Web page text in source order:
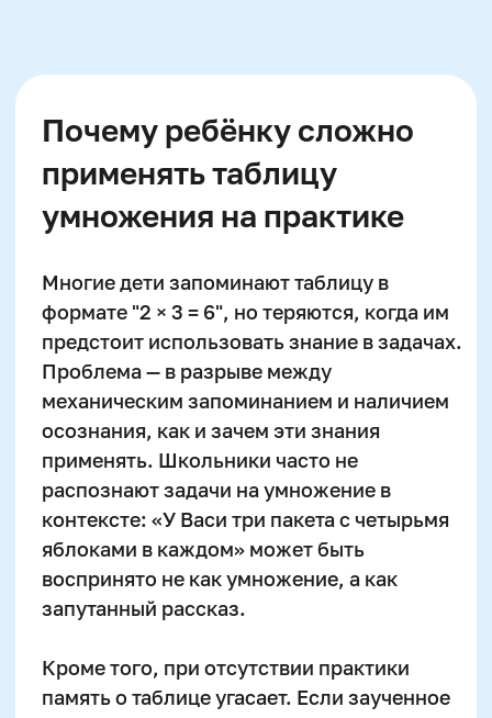
Связь между вниманием и
математических фактов
Внимание —первичная батарейка
умножения реально усвоилась, ребёнку
фильтровать внешние раздражители.
Однако именно с этим чаще всего
внимание характеризуется быстрой
утомляемостью, скачкообразностью и
слабым произвольным контролем —
целенаправленно.
сосредоточиться хотя бы на 10 минут на
серии примеров, повторение таблицы
становится бесконечным и бесполезным
кругом. В таких случаях важнее не
усаживать дольше, а работать с качеством
концентрации. Частые смены форматов —
ограниченного образовательного фокуса.
Сильная взаимосвязь между вниманием и